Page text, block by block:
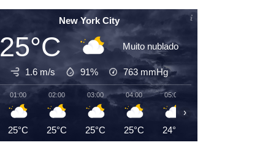
New York City
25°C Muito nublado
1.6 m/s 91% 763 mmHg
01:00
25°C
02:00
25°C
03:00
25°C
04:00
25°C
05:00
24°C
›